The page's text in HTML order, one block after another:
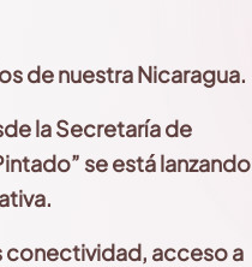
de nuestra Nicaragua.
laSecretaría de
se está lanzando
conectividad, acceso a